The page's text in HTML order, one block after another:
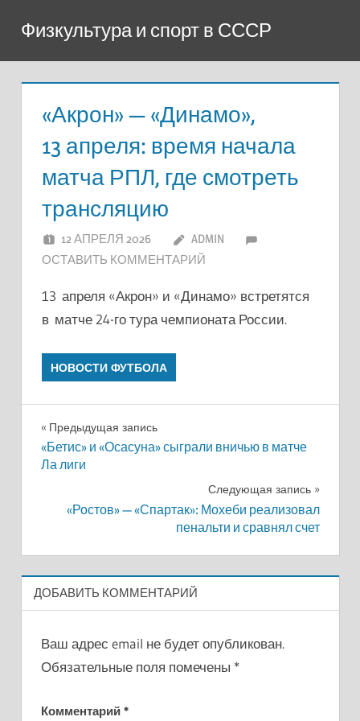
содержимому
Физкультура и спорт в СССР
«Акрон» — «Динамо»,
13 апреля: время начала
матча РПЛ, где смотреть
трансляцию
12 АПРЕЛЯ 2026
ADMIN
ОСТАВИТЬ КОММЕНТАРИЙ
13 апреля «Акрон» и «Динамо» встретятся
в матче 24-го тура чемпионата России.
НОВОСТИ ФУТБОЛА
Навигация
по
Предыдущая запись
«Бетис» и «Осасуна» сыграли вничью в матче
Ла лиги
Следующая запись
«Ростов» — «Спартак»: Мохеби реализовал
пенальти и сравнял счет
ДОБАВИТЬ КОММЕНТАРИЙ
Ваш адрес email не будет опубликован.
Обязательные поля помечены *
Комментарий *